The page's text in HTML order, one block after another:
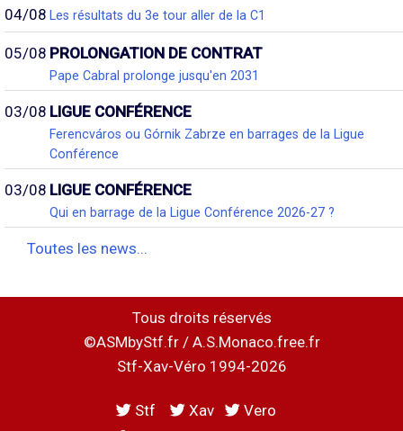
04/08 Les résultats du 3e tour aller de la C1
05/08 PROLONGATION DE CONTRAT
Pape Cabral prolonge jusqu'en 2031
03/08 LIGUE CONFÉRENCE
Ferencváros ou Górnik Zabrze en barrages de la Ligue
Conférence
03/08 LIGUE CONFÉRENCE
Qui en barrage de la Ligue Conférence 2026-27 ?
Toutes les news...
Tous droits réservés
©ASMbyStf.fr / A.S.Monaco.free.fr
Stf-Xav-Véro 1994-2026
Stf Xav
Vero